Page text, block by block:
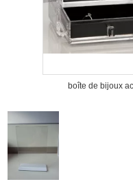
boîte de bijoux